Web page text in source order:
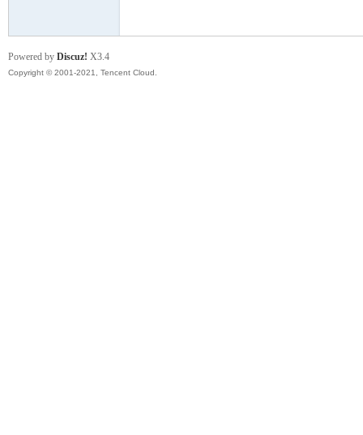
Powered by Discuz! X3.4
Copyright © 2001-2021, Tencent Cloud.